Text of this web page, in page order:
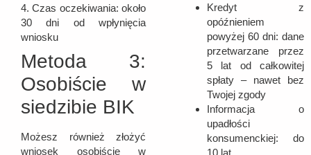
4. Czas oczekiwania: około
30 dni od wpłynięcia
wniosku
Metoda 3:
Osobiście w
siedzibie BIK
Możesz również złożyć
wniosek osobiście w
Kredyt z
opóźnieniem
powyżej 60 dni: dane
przetwarzane przez
5 lat od całkowitej
spłaty – nawet bez
Twojej zgody
Informacja o
upadłości
konsumenckiej: do